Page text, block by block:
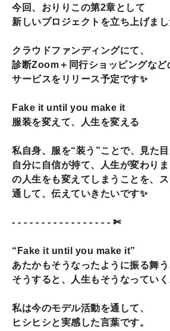
今回、おりりこの第2章として
新しいプロジェクトを立ち上げまし
クラウドファンディングにて、
診断Zoom＋同行ショッピングなど
サービスをリリース予定です✨️
Fake it until you make it
服装を変えて、人生を変える
私自身、服を“装う”ことで、見た目
自分に自信が持て、人生が変わり
の人生をも変えてしまうことを、
通して、伝えていきたいです✨️
- - - - - - - - - - - - - - - - - ✄
“Fake it until you make it”
あたかもそうなったように振る舞う
そうすると、人生もそうなっていく
私は今のモデル活動を通して、
ヒシヒシと実感した言葉です。